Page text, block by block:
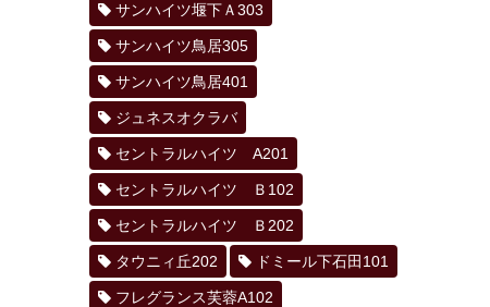
サンハイツ堰下Ａ303
サンハイツ鳥居305
サンハイツ鳥居401
ジュネスオクラバ
セントラルハイツ A201
セントラルハイツ Ｂ102
セントラルハイツ Ｂ202
タウニィ丘202 ドミール下石田101
フレグランス芙蓉A102